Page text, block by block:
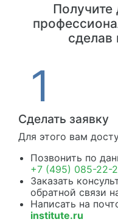
Получите
сделав
Сделать заявку
Для этого вам
Позвонить по
+7 (495) 085-22-
Заказать
обратной связи
Написать на
institute.ru